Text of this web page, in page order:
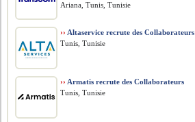
Ariana, Tunis, Tunisie
›› Altaservice recrute des Collaborateurs
Tunis, Tunisie
›› Armatis recrute des Collaborateurs
Tunis, Tunisie